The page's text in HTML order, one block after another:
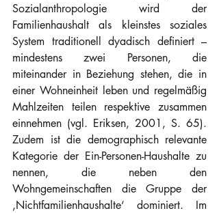
Sozialanthropologie wird der
Familienhaushalt als kleinstes soziales
System traditionell dyadisch definiert –
mindestens zwei Personen, die
miteinander in Beziehung stehen, die in
einer Wohneinheit leben und regelmäßig
Mahlzeiten teilen respektive zusammen
einnehmen (vgl. Eriksen, 2001, S. 65).
Zudem ist die demographisch relevante
Kategorie der Ein-Personen-Haushalte zu
nennen, die neben den
Wohngemeinschaften die Gruppe der
‚Nichtfamilienhaushalte‘ dominiert. Im